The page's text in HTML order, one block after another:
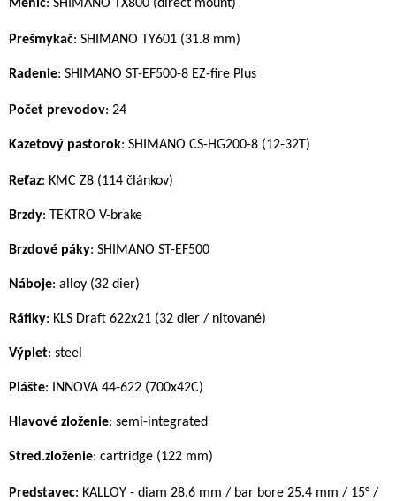
Menič: SHIMANO TX800 (direct mount)
Prešmykač: SHIMANO TY601 (31.8 mm)
Radenie: SHIMANO ST-EF500-8 EZ-fire Plus
Počet prevodov: 24
Kazetový pastorok: SHIMANO CS-HG200-8 (12-32T)
Reťaz: KMC Z8 (114 článkov)
Brzdy: TEKTRO V-brake
Brzdové páky: SHIMANO ST-EF500
Náboje: alloy (32 dier)
Ráfiky: KLS Draft 622x21 (32 dier / nitované)
Výplet: steel
Plášte: INNOVA 44-622 (700x42C)
Hlavové zloženie: semi-integrated
Stred.zloženie: cartridge (122 mm)
Predstavec: KALLOY - diam 28.6 mm / bar bore 25.4 mm / 15° /